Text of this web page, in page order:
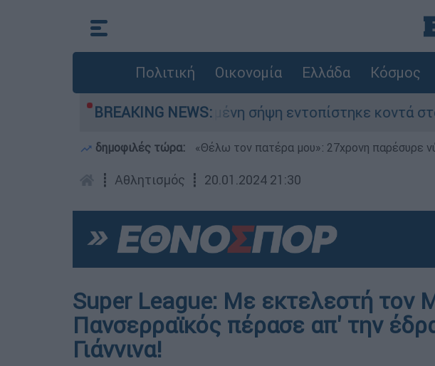
Πολιτική Οικονομία Ελλάδα Κόσμος
BREAKING NEWS:
Σορός σε προχωρημένη σήψη εντοπίστηκε κοντά στους
δημοφιλές τώρα: «Θέλω τον πατέρα μου»: 27χρονη παρέσυρε
┋ Αθλητισμός ┋ 20.01.2024 21:30
Super League: Με εκτελεστή τον
Πανσερραϊκός πέρασε απ' την
Γιάννινα!